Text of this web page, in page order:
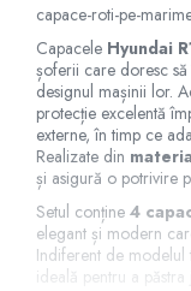
Capace r15 Alfa Romeo
Capace r15 Audi
Capace r15 BMW
Capace r15 Chevrolet
Capace r15 Citroen
Capace r15 Dacia
Capace r15 Daewo
Capace r15 Ford
Capace r15 Hyundai
capace-roti-pe-
Capacele Hyundai
șoferii care doresc să
designul mașinii lor.
protecție excelentă
externe, în timp ce
Realizate din
și asigură o potrivire
Setul conține 4
elegant și modern
Indiferent de modelul
ideală pentru a